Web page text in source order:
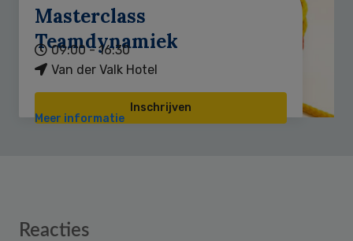
Masterclass
Teamdynamiek
09:00 - 16:30
Van der Valk Hotel
Inschrijven
Meer informatie
Reader
Reacties